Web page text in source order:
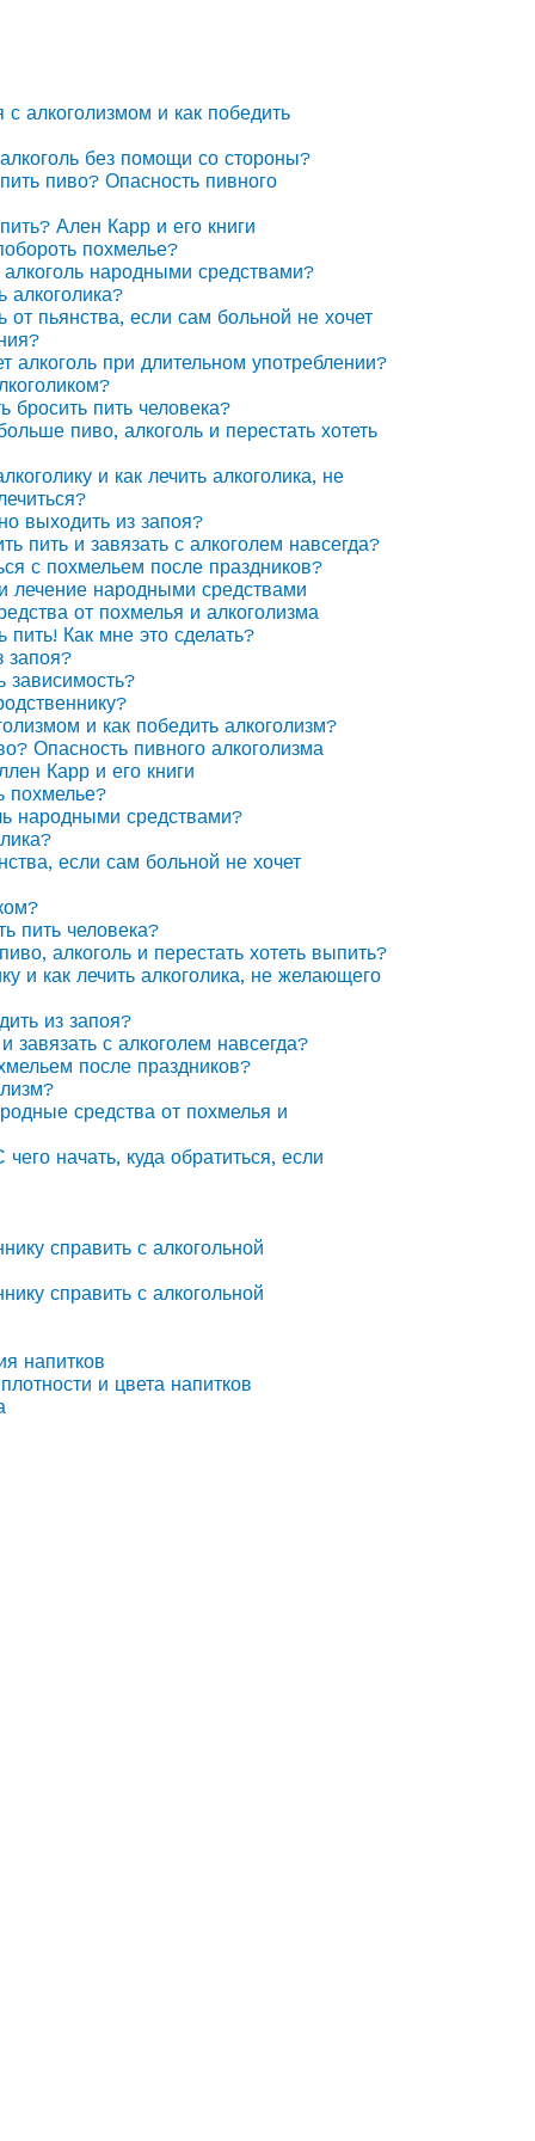
с алкоголизмом и как победить
без помощи со стороны?
пиво? Опасность пивного
Ален Карр и его книги
похмелье?
народными средствами?
алкоголика?
от пьянства, если сам больной не хочет
алкоголь при длительном употреблении?
бросить пить человека?
пиво, алкоголь и перестать хотеть
и как лечить алкоголика, не
выходить из запоя?
пить и завязать с алкоголем навсегда?
с похмельем после праздников?
лечение народными средствами
от похмелья и алкоголизма
пить! Как мне это сделать?
запоя?
зависимость?
и как победить алкоголизм?
Опасность пивного алкоголизма
Карр и его книги
похмелье?
народными средствами?
если сам больной не хочет
пить человека?
алкоголь и перестать хотеть выпить?
и как лечить алкоголика, не желающего
из запоя?
завязать с алкоголем навсегда?
после праздников?
средства от похмелья и
начать, куда обратиться, если
справить с алкогольной
справить с алкогольной
напитков
и цвета напитков